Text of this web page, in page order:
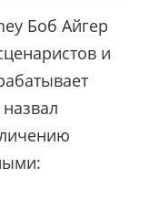
Боб Айгер
и